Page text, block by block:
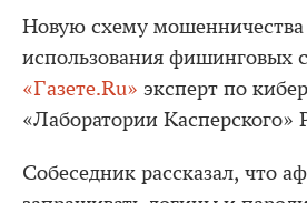
Новую схему мошенничества
использования фишинговых
«Газете.Ru» эксперт по
«Лаборатории Касперского»
Собеседник рассказал, что